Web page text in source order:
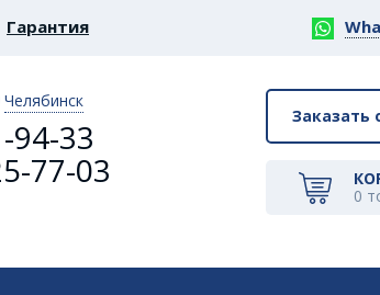
Гарантия
Челябинск
94-33
77-03
Заказать
0